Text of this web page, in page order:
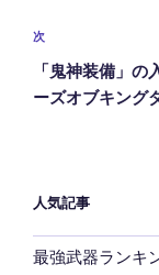
ゲ
ー
シ
次
の
投
次
「鬼神装備」
ーズオブキング
人気記事
最強武器ランキ